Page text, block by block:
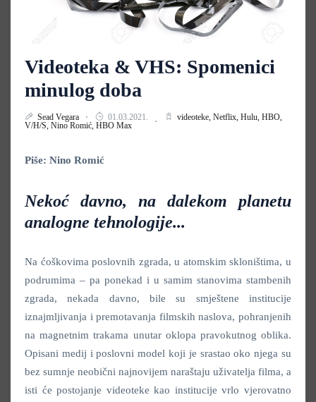
Videoteka & VHS: Spomenici
minulog doba
Sead Vegara 01.03.2021. videoteke, Netflix, Hulu, HBO,
V/H/S, Nino Romić, HBO Max
Piše: Nino Romić
Nekoć davno, na dalekom planetu
analogne tehnologije...
Na ćoškovima poslovnih zgrada, u atomskim skloništima, u
podrumima – pa ponekad i u samim stanovima stambenih
zgrada, nekada davno, bile su smještene institucije
iznajmljivanja i premotavanja filmskih naslova, pohranjenih
na magnetnim trakama unutar oklopa pravokutnog oblika.
Opisani medij i poslovni model koji je srastao oko njega su
bez sumnje neobični najnovijem naraštaju uživatelja filma, a
isti će postojanje videoteke kao institucije vrlo vjerovatno